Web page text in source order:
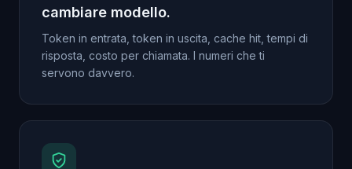
cambiare modello.
Token in entrata, token in uscita, cache hit, tempi di
risposta, costo per chiamata. I numeri che ti
servono davvero.